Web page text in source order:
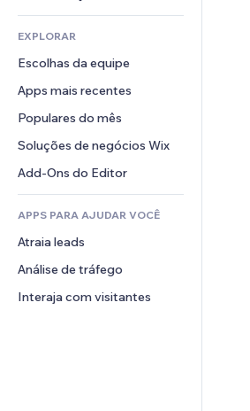
Listas do site
Email
Contabilidade
Cupons e fidelidade
Soluções de armazenamento
Imobiliária
Meus agendamentos
Podcasts
Fotografia
Vídeo
PDF
Compartilhamento de arquivos
Notícias
Privacidade e segurança
Relógio
Templates de página
Efeitos de imagem
Botões e menus
Banners e selos
Calculadoras
Busca
Previsão do tempo
Tabelas e gráficos
Formulários
Enquetes
Chat
Comentários
Telefone
Comunidade
Avaliações e depoimentos
CRM
EXPLORAR
Escolhas da equipe
Apps mais recentes
Populares do mês
Soluções de negócios Wix
Add-Ons do Editor
APPS PARA AJUDAR VOCÊ
Atraia leads
Análise de tráfego
Interaja com visitantes